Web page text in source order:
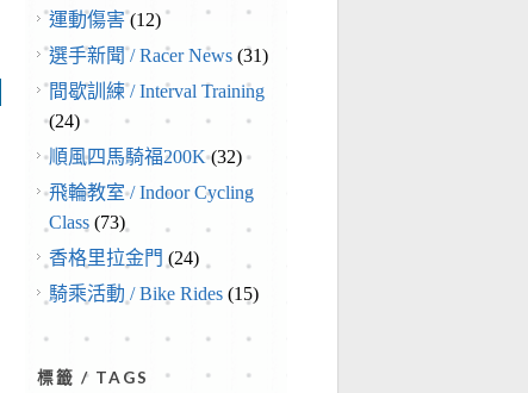
運動傷害(12)
選手新聞 / Racer News (31)
間歇訓練 / Interval Training
(24)
順風四馬騎福200K(32)
飛輪教室 / Indoor Cycling
Class (73)
香格里拉金門 (24)
騎乘活動 / Bike Rides (15)
標籤 / TAGS